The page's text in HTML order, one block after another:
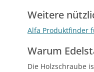
Weitere
Alfa Produktfinder
Warum
Die Holzschraube